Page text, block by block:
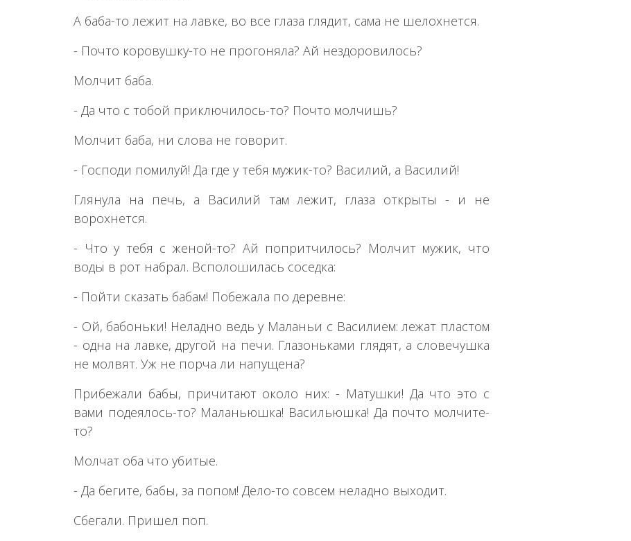
А баба-то лежит на лавке, во все глаза глядит, сама не шелохнется.
- Почто коровушку-то не прогоняла? Ай нездоровилось?
Молчит баба.
- Да что с тобой приключилось-то? Почто молчишь?
Молчит баба, ни слова не говорит.
- Господи помилуй! Да где у тебя мужик-то? Василий, а Василий!
Глянула на печь, а Василий там лежит, глаза открыты - и не
ворохнется.
- Что у тебя с женой-то? Ай попритчилось? Молчит мужик, что
воды в рот набрал. Всполошилась соседка:
- Пойти сказать бабам! Побежала по деревне:
- Ой, бабоньки! Неладно ведь у Маланьи с Василием: лежат пластом
- одна на лавке, другой на печи. Глазоньками глядят, а словечушка
не молвят. Уж не порча ли напущена?
Прибежали бабы, причитают около них: - Матушки! Да что это с
вами подеялось-то? Маланьюшка! Васильюшка! Да почто молчите-
то?
Молчат оба что убитые.
- Да бегите, бабы, за попом! Дело-то совсем неладно выходит.
Сбегали. Пришел поп.